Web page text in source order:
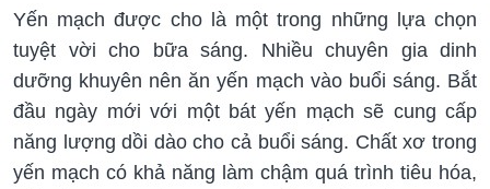
Yến mạch được cho là một trong những lựa chọn
tuyệt vời cho bữa sáng. Nhiều chuyên gia dinh
dưỡng khuyên nên ăn yến mạch vào buổi sáng. Bắt
đầu ngày mới với một bát yến mạch sẽ cung cấp
năng lượng dồi dào cho cả buổi sáng. Chất xơ trong
yến mạch có khả năng làm chậm quá trình tiêu hóa,